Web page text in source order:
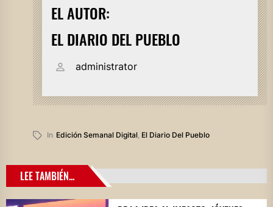
EL AUTOR:
EL DIARIO DEL PUEBLO
administrator
In Edición Semanal Digital, El Diario Del Pueblo
LEE TAMBIÉN...